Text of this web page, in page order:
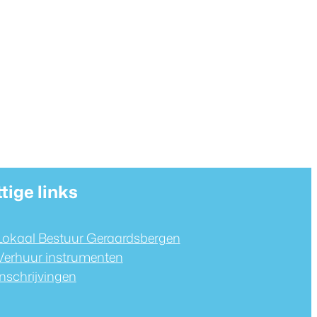
links
Bestuur Geraardsbergen
instrumenten